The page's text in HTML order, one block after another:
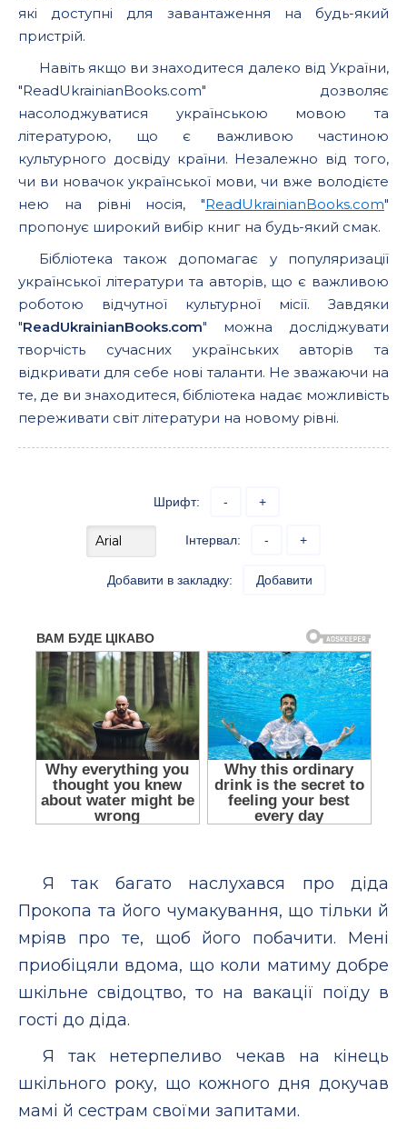
які доступні для завантаження на будь-який
пристрій.
Навіть якщо ви знаходитеся далеко від України,
"ReadUkrainianBooks.com" дозволяє
насолоджуватися українською мовою та
літературою, що є важливою частиною
культурного досвіду країни. Незалежно від того,
чи ви новачок української мови, чи вже володієте
нею на рівні носія, "ReadUkrainianBooks.com"
пропонує широкий вибір книг на будь-який смак.
Бібліотека також допомагає у популяризації
української літератури та авторів, що є важливою
роботою відчутної культурної місії. Завдяки
"ReadUkrainianBooks.com" можна досліджувати
творчість сучасних українських авторів та
відкривати для себе нові таланти. Не зважаючи на
те, де ви знаходитеся, бібліотека надає можливість
переживати світ літератури на новому рівні.
Шрифт: - +
Інтервал: - +
Добавити в закладку: Добавити
Я так багато наслухався про діда
Прокопа та його чумакування, що тільки й
мріяв про те, щоб його побачити. Мені
приобіцяли вдома, що коли матиму добре
шкільне свідоцтво, то на вакації поїду в
гості до діда.
Я так нетерпеливо чекав на кінець
шкільного року, що кожного дня докучав
мамі й сестрам своїми запитами.